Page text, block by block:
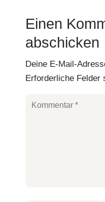
Einen
abschicken
Deine E-Mail-
Erforderliche Felder